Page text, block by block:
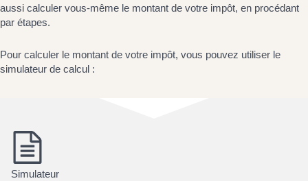
aussi calculer vous-même le montant de votre impôt, en procédant
par étapes.
Pour calculer le montant de votre impôt, vous pouvez utiliser le
simulateur de calcul :
Simulateur